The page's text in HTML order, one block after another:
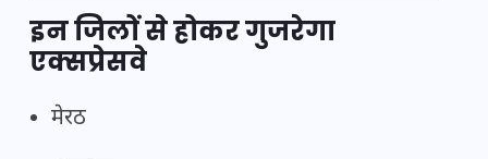
इन जिलों से होकर गुजरेगा
एक्सप्रेसवे
मेरठ